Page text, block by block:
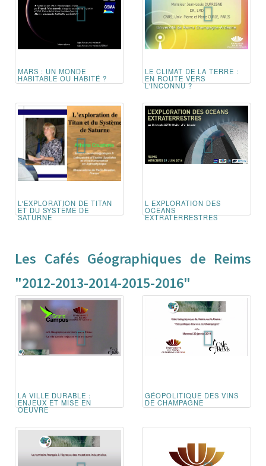
MARS : UN MONDE
HABITABLE OU HABITÉ ?
LE CLIMAT DE LA TERRE :
EN ROUTE VERS
L'INCONNU ?
L'EXPLORATION DE TITAN
ET DU SYSTÈME DE
SATURNE
L EXPLORATION DES
OCEANS
EXTRATERRESTRES
Les Cafés Géographiques de Reims
"2012-2013-2014-2015-2016"
LA VILLE DURABLE :
ENJEUX ET MISE EN
OEUVRE
GÉOPOLITIQUE DES VINS
DE CHAMPAGNE